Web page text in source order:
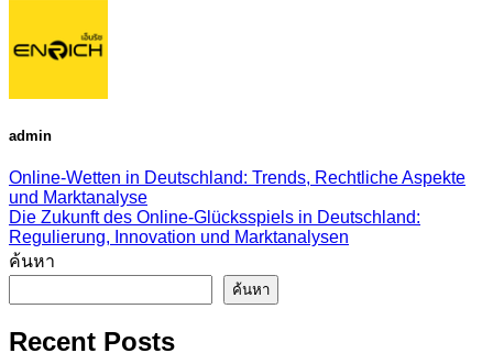
admin
Online-Wetten in Deutschland: Trends, Rechtliche Aspekte
und Marktanalyse
Die Zukunft des Online-Glücksspiels in Deutschland:
Regulierung, Innovation und Marktanalysen
ค้นหา
ค้นหา
Recent Posts